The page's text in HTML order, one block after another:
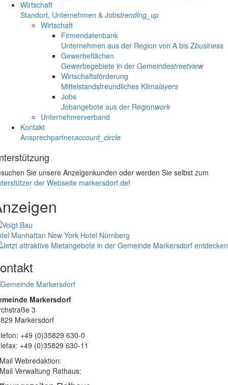
Wirtschaft
Standort, Unternehmen & Jobstrending_up
Wirtschaft
Firmendatenbank
Unternehmen aus der Region von A bis Zbusiness
Gewerbeflächen
Gewerbegebiete in der Gemeindestreetview
Wirtschaftsförderung
Mittelstandsfreundliches Klimalayers
Jobs
Jobangebote aus der Regionwork
Unternehmerverband
Kontakt
Ansprechpartneraccount_circle
Sie unsere Anzeigenkunden oder werden Sie selbst zum
der Webseite markersdorf.de!
Manhattan New York Hotel Nürnberg
Markersdorf
3
Markersdorf
+49 (0)35829 630-0
+49 (0)35829 630-11
Webredaktion:
Verwaltung Rathaus: